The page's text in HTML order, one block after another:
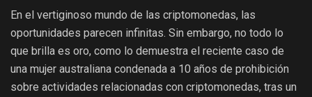
En el vertiginoso mundo de las criptomonedas, las
oportunidades parecen infinitas. Sin embargo, no todo lo
que brilla es oro, como lo demuestra el reciente caso de
una mujer australiana condenada a 10 años de prohibición
sobre actividades relacionadas con criptomonedas, tras un